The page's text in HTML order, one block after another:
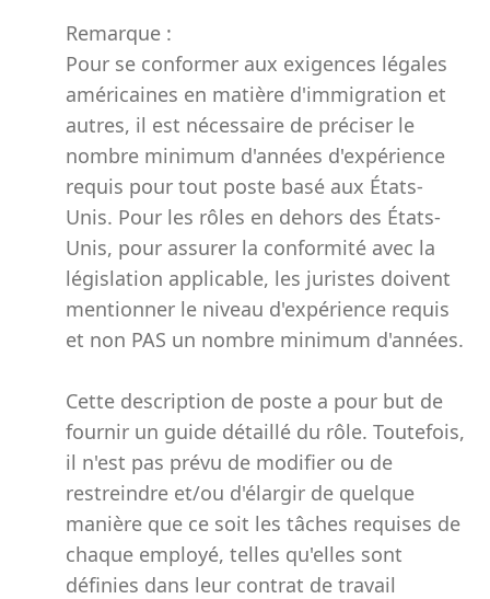
Remarque :
Pour se conformer aux exigences légales
américaines en matière d'immigration et
autres, il est nécessaire de préciser le
nombre minimum d'années d'expérience
requis pour tout poste basé aux États-
Unis. Pour les rôles en dehors des États-
Unis, pour assurer la conformité avec la
législation applicable, les juristes doivent
mentionner le niveau d'expérience requis
et non PAS un nombre minimum d'années.
Cette description de poste a pour but de
fournir un guide détaillé du rôle. Toutefois,
il n'est pas prévu de modifier ou de
restreindre et/ou d'élargir de quelque
manière que ce soit les tâches requises de
chaque employé, telles qu'elles sont
définies dans leur contrat de travail